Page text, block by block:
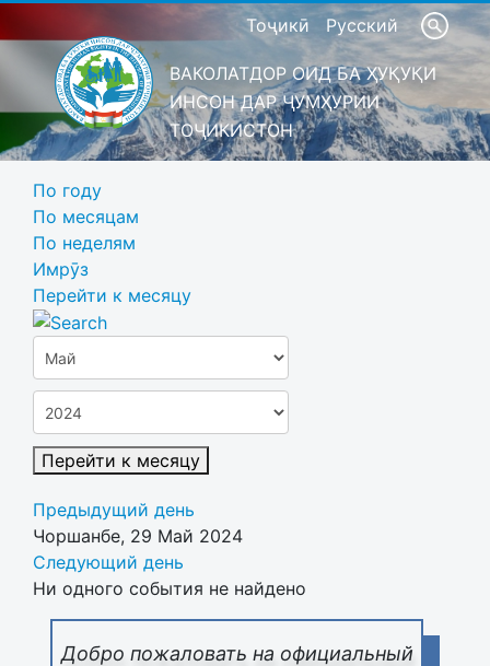
Тоҷикӣ Русский
ВАКОЛАТДОР ОИД БА ҲУҚУҚИ
ИНСОН ДАР ҶУМҲУРИИ
ТОҶИКИСТОН
Добро пожаловать на официальный
По году
По месяцам
По неделям
Имрӯз
Перейти к месяцу
Перейти к месяцу
Предыдущий день
Чоршанбе, 29 Май 2024
Следующий день
Ни одного события не найдено